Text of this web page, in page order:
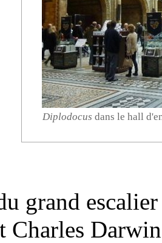
Diplodocus dans le hall
grand
Charles Darwin